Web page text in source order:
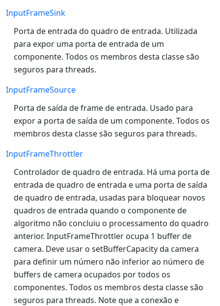
InputFrameSink
Porta de entrada do quadro de entrada. Utilizada
para expor uma porta de entrada de um
componente. Todos os membros desta classe são
seguros para threads.
InputFrameSource
Porta de saída de frame de entrada. Usado para
expor a porta de saída de um componente. Todos os
membros desta classe são seguros para threads.
InputFrameThrottler
Controlador de quadro de entrada. Há uma porta de
entrada de quadro de entrada e uma porta de saída
de quadro de entrada, usadas para bloquear novos
quadros de entrada quando o componente de
algoritmo não concluiu o processamento do quadro
anterior. InputFrameThrottler ocupa 1 buffer de
camera. Deve usar o setBufferCapacity da camera
para definir um número não inferior ao número de
buffers de camera ocupados por todos os
componentes. Todos os membros desta classe são
seguros para threads. Note que a conexão e